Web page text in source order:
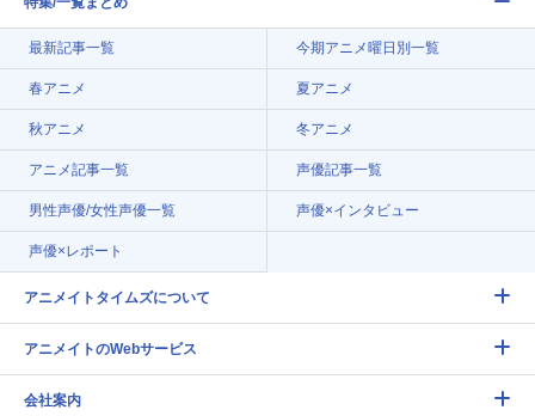
最新記事一覧 今期アニメ曜日別一覧
春アニメ 夏アニメ
秋アニメ 冬アニメ
アニメ記事一覧 声優記事一覧
男性声優/女性声優一覧 声優×インタビュー
声優×レポート
アニメイトタイムズについて
アニメイトのWebサービス
会社案内